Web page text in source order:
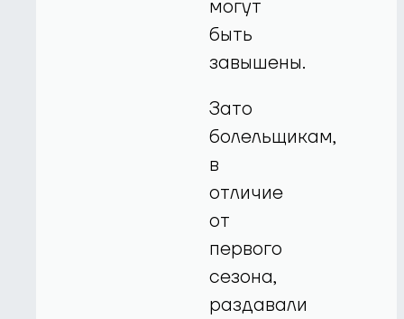
могут
быть
завышены.
Зато
болельщикам,
в
отличие
от
первого
сезона,
раздавали